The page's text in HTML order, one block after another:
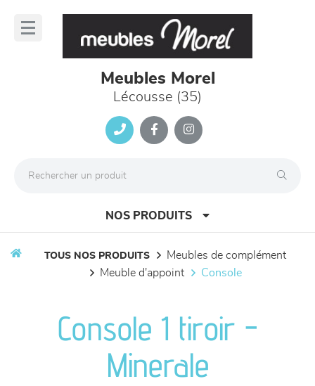
Meubles Morel
Lécousse (35)
NOS PRODUITS
séjours
meubles de complément
TOUS NOS PRODUITS
meubles de complément
meuble d'appoint
console
Console 1 tiroir -
Minerale